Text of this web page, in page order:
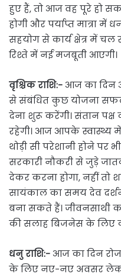
हुए हैं, तो आज वह पूरे हो
होगी और पर्याप्त मात्रा में
सहयोग से कार्य क्षेत्र में
रिश्ते में नई मजबूती आएगी।
वृश्चिक राशि:-आज का दिन
से संबंधित कुछ योजना
देना शुरू करेंगी। संतान पक्ष
रहेगी। आज आपके स्वास्थ्य
थोड़ी सी परेशानी होने पर
सरकारी नौकरी से जुड़े
देकर करना होगा, नहीं तो
सायंकाल का समय देव
बना सकते हैं। जीवनसाथी
की सलाह बिजनेस के लिए
धनु राशि:-आज का दिन
के लिए नए-नए अवसर